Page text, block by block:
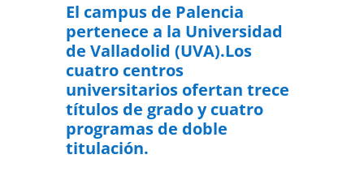
El campus de Palencia
pertenece a la Universidad
de Valladolid (UVA).Los
cuatro centros
universitarios ofertan trece
títulos de grado y cuatro
programas de doble
titulación.